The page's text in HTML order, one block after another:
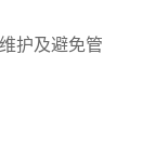
护及避免管